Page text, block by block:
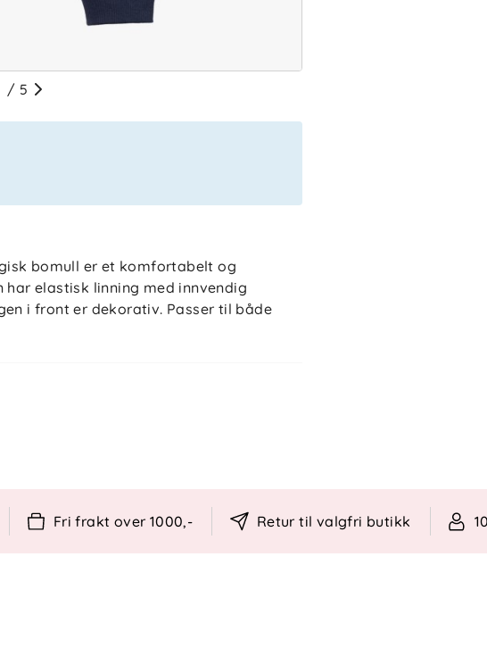
/ 5
bomull er et komfortabelt og
elastisk linning med innvendig
i front er dekorativ. Passer til både
mulig, anbefaler vi å minimere antall
luft plagget ved behov. Dette forlenger
Fri frakt over 1000,- Retur til valgfri butikk